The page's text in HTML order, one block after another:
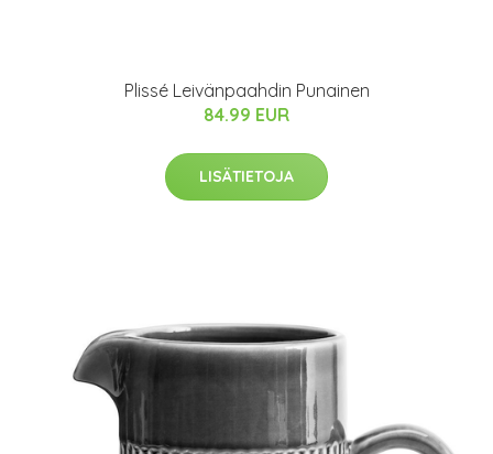
Plissé Leivänpaahdin Punainen
84.99 EUR
LISÄTIETOJA